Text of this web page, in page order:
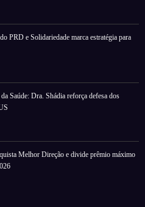
PRD e Solidariedade marca estratégia para
Saúde: Dra. Shádia reforça defesa dos
Melhor Direção e divide prêmio máximo